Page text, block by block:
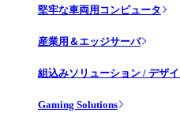
堅牢な車両用コンピュータ
産業用＆エッジサーバ
組込みソリューション / デザ
Gaming Solutions